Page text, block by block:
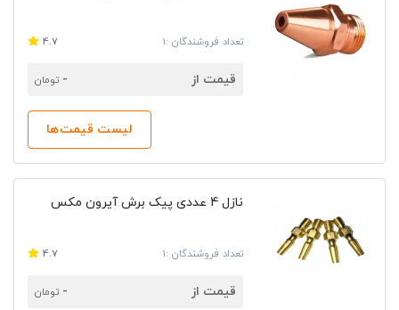
تعداد فروشندگان :1 4.7
قیمت از - تومان
لیست قیمت‌ها
نازل 4 عددی پیک برش آیرون مکس
تعداد فروشندگان :1 4.7
قیمت از - تومان